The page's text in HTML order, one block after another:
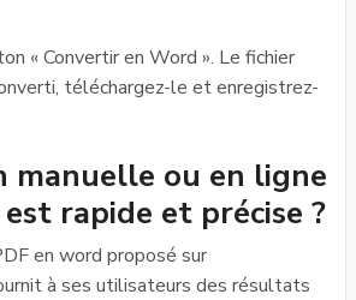
« Convertir en Word ». Le fichier
téléchargez-le et enregistrez-
manuelle ou en ligne
rapide et précise ?
en word proposé sur
à ses utilisateurs des résultats